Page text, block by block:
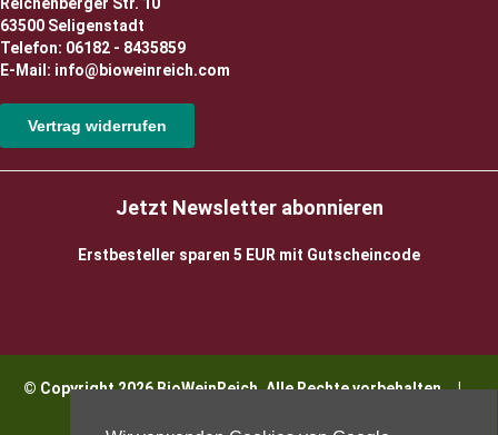
63500 Seligenstadt
Telefon: 06182 - 8435859
E-Mail: info@bioweinreich.com
Vertrag widerrufen
Jetzt Newsletter abonnieren
Erstbesteller sparen 5 EUR mit Gutscheincode
© Copyright 2026 BioWeinReich. Alle Rechte vorbehalten |